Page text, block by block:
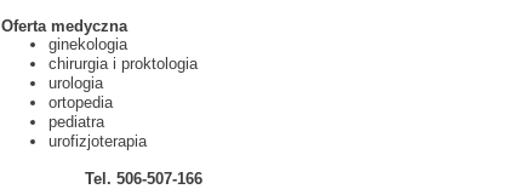
Oferta medyczna
ginekologia
chirurgia i proktologia
urologia
ortopedia
pediatra
urofizjoterapia
Tel. 506-507-166